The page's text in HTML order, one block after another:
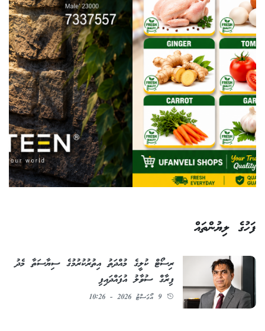
ފަހުގެ ލިޔުންތައް
ރިސޯޓް ކުލީގެ މުއްދަތު އިތުރުކުރުމުގެ ސިޔާސަތާ މެދު
ފިރާގް ސުވާލު އުފައްދައިފި
9 އޯގަސްޓު 2026 - 10:26